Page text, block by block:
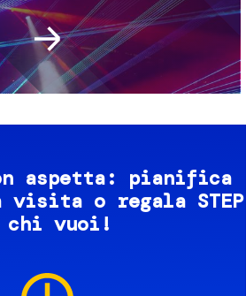
aspetta: pianifica
o regala STEP
chi vuoi!